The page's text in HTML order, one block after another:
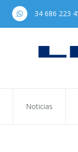
34 686 223
Noticias